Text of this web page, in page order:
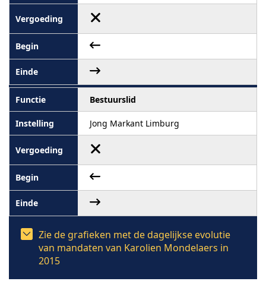
Bestuurslid
Jong Markant Limburg
Zie de grafieken met de dagelijkse evolutie
van mandaten van Karolien Mondelaers in
2015